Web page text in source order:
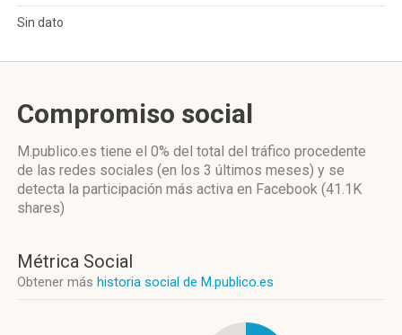
Sin dato
Compromiso social
M.publico.es tiene el 0% del total del tráfico procedente
de las redes sociales (en los 3 últimos meses) y se
detecta la participación más activa en Facebook (41.1K
shares)
Métrica Social
Obtener más historia social de M.publico.es